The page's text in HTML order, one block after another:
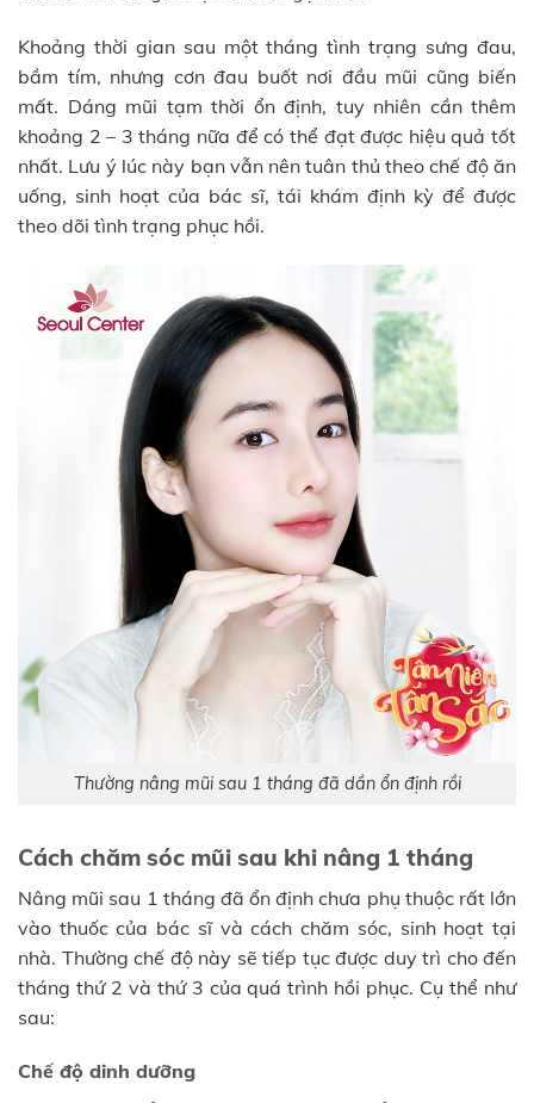
Khoảng thời gian sau một tháng tình trạng sưng đau,
bầm tím, nhưng cơn đau buốt nơi đầu mũi cũng biến
mất. Dáng mũi tạm thời ổn định, tuy nhiên cần thêm
khoảng 2 – 3 tháng nữa để có thể đạt được hiệu quả tốt
nhất. Lưu ý lúc này bạn vẫn nên tuân thủ theo chế độ ăn
uống, sinh hoạt của bác sĩ, tái khám định kỳ để được
theo dõi tình trạng phục hồi.
Thường nâng mũi sau 1 tháng đã dần ổn định rồi
Cách chăm sóc mũi sau khi nâng 1 tháng
Nâng mũi sau 1 tháng đã ổn định chưa phụ thuộc rất lớn
vào thuốc của bác sĩ và cách chăm sóc, sinh hoạt tại
nhà. Thường chế độ này sẽ tiếp tục được duy trì cho đến
tháng thứ 2 và thứ 3 của quá trình hồi phục. Cụ thể như
sau:
Chế độ dinh dưỡng